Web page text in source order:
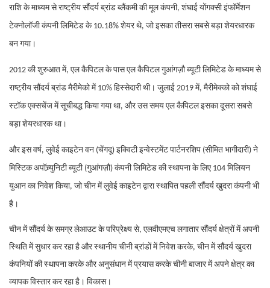
राशि के माध्यम से राष्ट्रीय सौंदर्य ब्रांड ब्लैंकमी की मूल कंपनी, शंघाई योंगक्सी इंफॉर्मेशन
टेक्नोलॉजी कंपनी लिमिटेड के 10.18% शेयर थे, जो इसका तीसरा सबसे बड़ा शेयरधारक
बन गया।
2012 की शुरुआत में, एल कैपिटल के पास एल कैपिटल गुआंगज़ौ ब्यूटी लिमिटेड के माध्यम से
राष्ट्रीय सौंदर्य ब्रांड मैरीमेको में 10% हिस्सेदारी थी। जुलाई 2019 में, मैरीमेक्को को शंघाई
स्टॉक एक्सचेंज में सूचीबद्ध किया गया था, और उस समय एल कैपिटल इसका दूसरा सबसे
बड़ा शेयरधारक था।
और इस वर्ष, लुवेई काइटेन वन (चेंगदू) इक्विटी इन्वेस्टमेंट पार्टनरशिप (सीमित भागीदारी) ने
मिस्टिक अपॉच्र्युनिटी ब्यूटी (गुआंगज़ौ) कंपनी लिमिटेड की स्थापना के लिए 104 मिलियन
युआन का निवेश किया, जो चीन में लुवेई काइटेन द्वारा स्थापित पहली सौंदर्य खुदरा कंपनी भी
है।
चीन में सौंदर्य के समग्र लेआउट के परिप्रेक्ष्य से, एलवीएमएच लगातार सौंदर्य क्षेत्रों में अपनी
स्थिति में सुधार कर रहा है और स्थानीय चीनी ब्रांडों में निवेश करके, चीन में सौंदर्य खुदरा
कंपनियों की स्थापना करके और अनुसंधान में प्रयास करके चीनी बाजार में अपने क्षेत्र का
व्यापक विस्तार कर रहा है। विकास।